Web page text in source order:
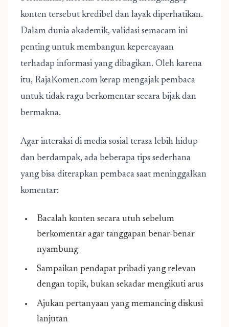
konten tersebut kredibel dan layak diperhatikan.
Dalam dunia akademik, validasi semacam ini
penting untuk membangun kepercayaan
terhadap informasi yang dibagikan. Oleh karena
itu, RajaKomen.com kerap mengajak pembaca
untuk tidak ragu berkomentar secara bijak dan
bermakna.
Agar interaksi di media sosial terasa lebih hidup
dan berdampak, ada beberapa tips sederhana
yang bisa diterapkan pembaca saat meninggalkan
komentar:
Bacalah konten secara utuh sebelum
berkomentar agar tanggapan benar-benar
nyambung
Sampaikan pendapat pribadi yang relevan
dengan topik, bukan sekadar mengikuti arus
Ajukan pertanyaan yang memancing diskusi
lanjutan